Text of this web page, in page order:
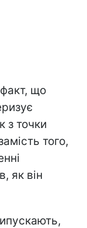
факт, що
з точки
того,
як він